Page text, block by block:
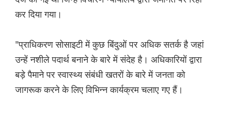
कर दिया गया।
"प्राधिकरण सोसाइटी में कुछ बिंदुओं पर अधिक सतर्क है जहां
उन्हें नशीले पदार्थ बनाने के बारे में संदेह है। अधिकारियों द्वारा
बड़े पैमाने पर स्वास्थ्य संबंधी खतरों के बारे में जनता को
जागरूक करने के लिए विभिन्न कार्यक्रम चलाए गए हैं।